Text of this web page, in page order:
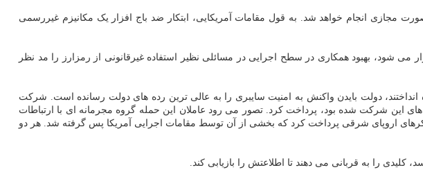
مجازی انجام خواهد شد. به قول مقامات آمریکایی، ابتکار ضد باج افزار یک مکانیزم غیررسمی
می شود، بهبود همکاری در سطح اجرایی در مسائلی نظیر استفاده غیرقانونی از رمزارز را مد نظر
دولت بایدن واکنش به امنیت سایبری را به عالی ترین رده های دولت رسانده است. شرکت
کارخانه های این شرکت شده بود، پرداخت کرد. تصور می رود عاملان این حمله گروه مجرمانه ای با ارتباطات
اروپای شرقی پرداخت کرد که بخشی از آن توسط مقامات اجرایی آمریکا پس گرفته شد. هر دو
کلیدی را به قربانی می دهند تا اطلاعتش را بازیابی کند.